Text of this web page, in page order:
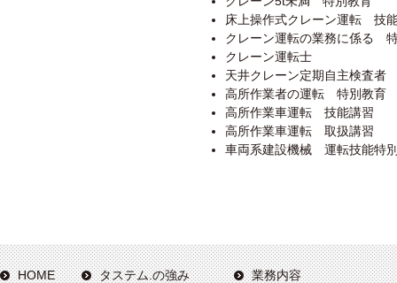
床上操作式クレーン運転 技
クレーン運転の業務に係る
クレーン運転士
天井クレーン定期自主検査者
高所作業者の運転 特別教育
高所作業車運転 技能講習
高所作業車運転 取扱講習
車両系建設機械 運転技能特
HOME
タステム.の強み
業務内容